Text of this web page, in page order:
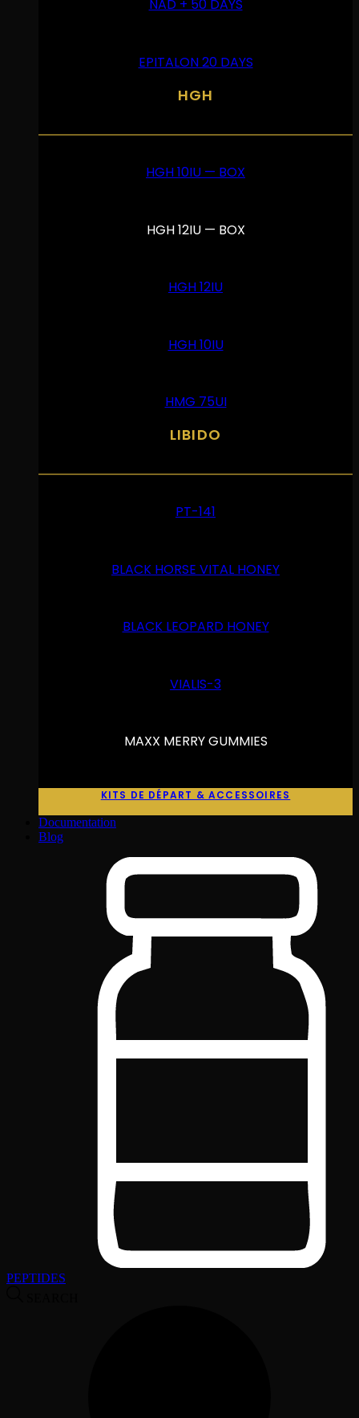
NAD + 50 DAYS
EPITALON 20 DAYS
HGH
HGH 10IU — BOX
HGH 12IU — BOX
HGH 12IU
HGH 10IU
HMG 75UI
LIBIDO
PT-141
BLACK HORSE VITAL HONEY
BLACK LEOPARD HONEY
VIALIS-3
MAXX MERRY GUMMIES
KITS DE DÉPART & ACCESSOIRES
Documentation
Blog
PEPTIDES